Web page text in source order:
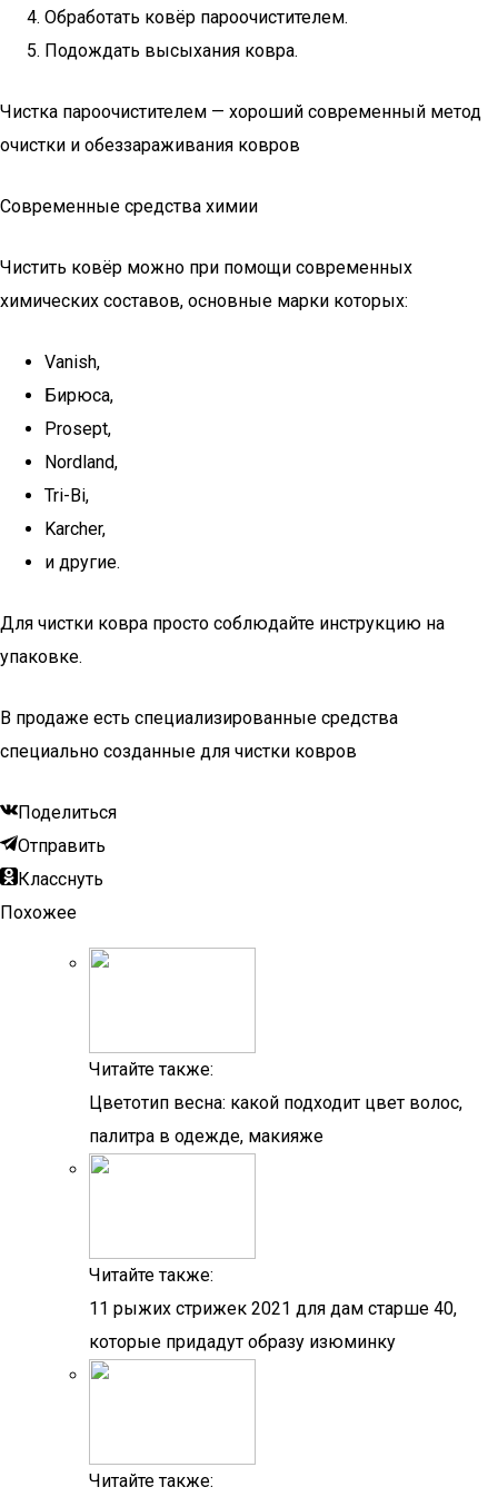
Обработать ковёр пароочистителем.
Подождать высыхания ковра.
Чистка пароочистителем — хороший современный метод
очистки и обеззараживания ковров
Современные средства химии
Чистить ковёр можно при помощи современных
химических составов, основные марки которых:
Vanish,
Бирюса,
Prosept,
Nordland,
Tri-Bi,
Karcher,
и другие.
Для чистки ковра просто соблюдайте инструкцию на
упаковке.
В продаже есть специализированные средства
специально созданные для чистки ковров
Поделиться
Отправить
Класснуть
Похожее
Читайте также:
Цветотип весна: какой подходит цвет волос,
палитра в одежде, макияже
Читайте также:
11 рыжих стрижек 2021 для дам старше 40,
которые придадут образу изюминку
Читайте также: